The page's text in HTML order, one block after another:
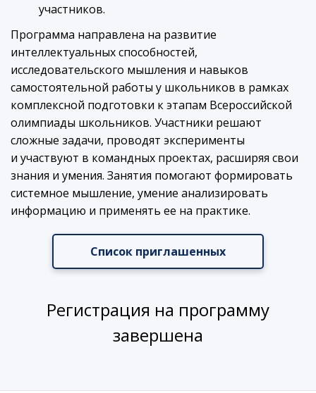
участников.
Программа направлена на развитие
интеллектуальных способностей,
исследовательского мышления и навыков
самостоятельной работы у школьников в рамках
комплексной подготовки к этапам Всероссийской
олимпиады школьников. Участники решают
сложные задачи, проводят эксперименты
и участвуют в командных проектах, расширяя свои
знания и умения. Занятия помогают формировать
системное мышление, умение анализировать
информацию и применять ее на практике.
Список приглашенных
Регистрация на программу
завершена